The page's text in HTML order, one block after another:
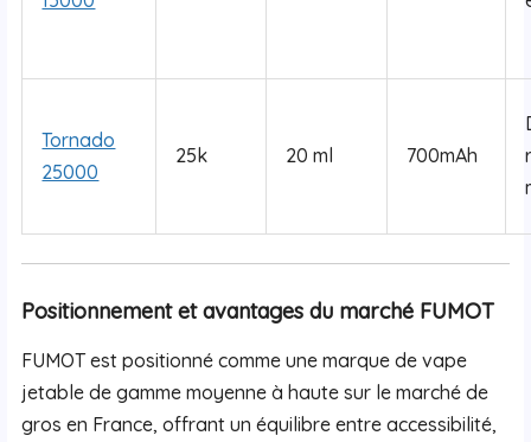
Tornado
25000
25k 20 ml 700mAh
Positionnement et avantages du marché FUMOT
FUMOT est positionné comme une marque de vape
jetable de gamme moyenne à haute sur le marché de
gros en France, offrant un équilibre entre accessibilité,